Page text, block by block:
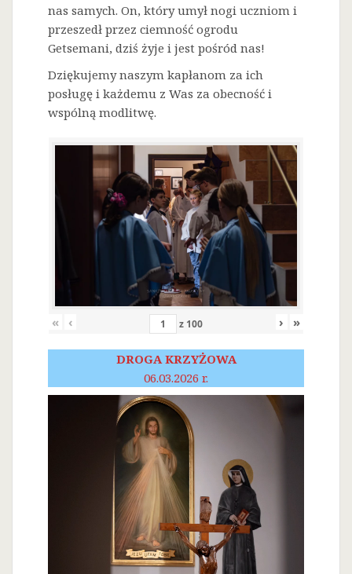
nas samych. On, który umył nogi uczniom i
przeszedł przez ciemność ogrodu
Getsemani, dziś żyje i jest pośród nas!
Dziękujemy naszym kapłanom za ich
posługę i każdemu z Was za obecność i
wspólną modlitwę.
« ‹ z 100 › »
DROGA KRZYŻOWA
06.03.2026 r.